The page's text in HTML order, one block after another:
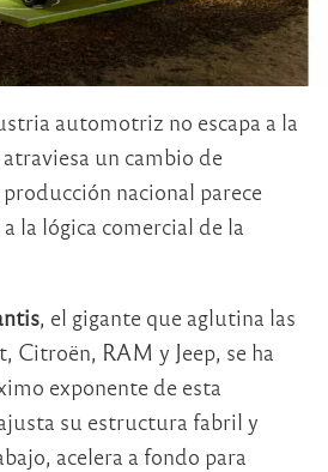
automotriz no escapa a la
un cambio de
nacional parece
la lógica comercial de la
, el gigante que aglutina las
Citroën, RAM y Jeep, se ha
exponente de esta
su estructura fabril y
acelera a fondo para